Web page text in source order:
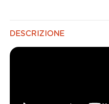
DESCRIZIONE